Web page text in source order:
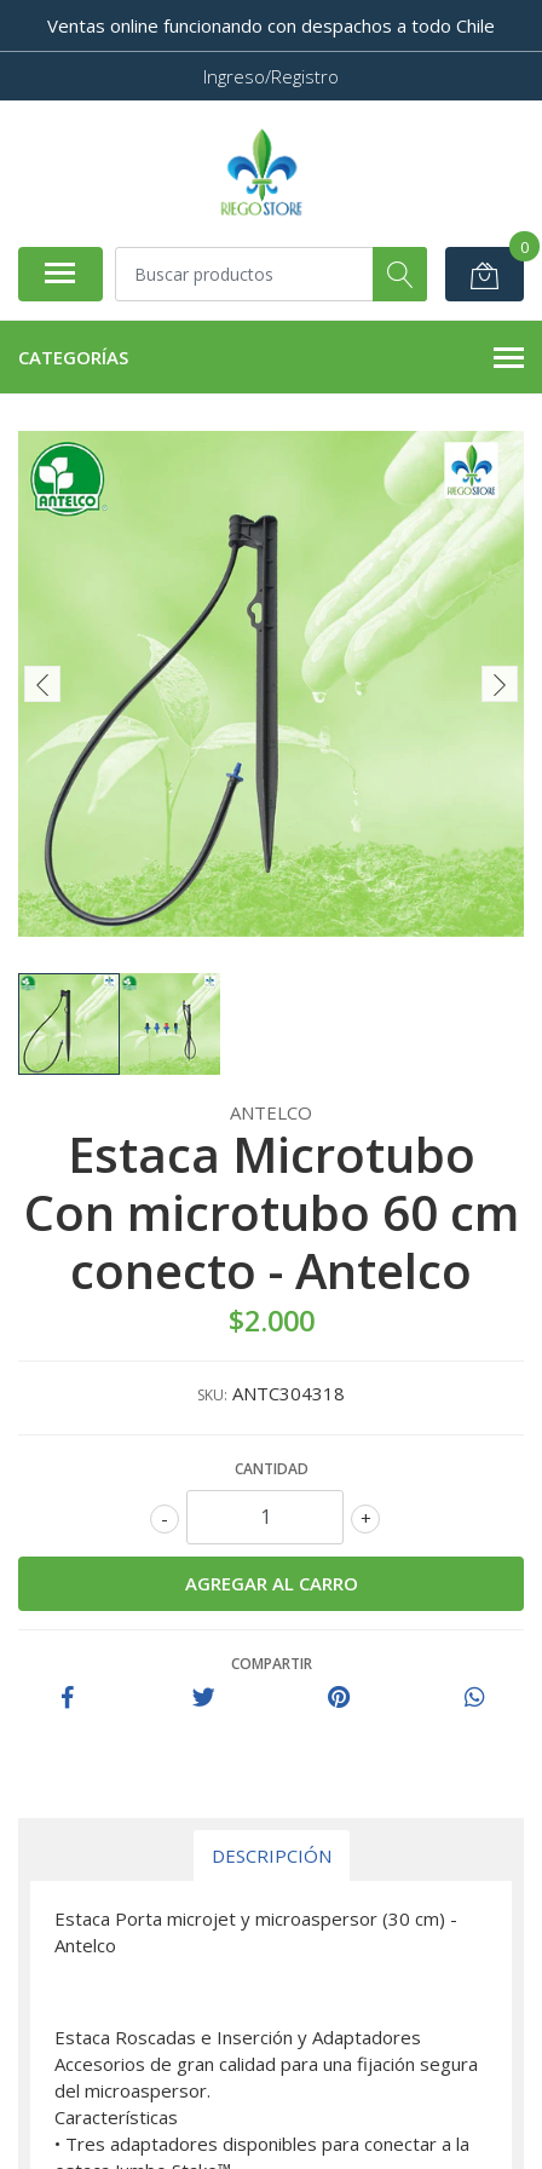
Ventas online funcionando con despachos a todo Chile
Ingreso/Registro
0
CATEGORÍAS
ANTELCO
Estaca Microtubo
Con microtubo 60 cm
conecto - Antelco
$2.000
SKU: ANTC304318
CANTIDAD
+
-
COMPARTIR
DESCRIPCIÓN
Estaca Porta microjet y microaspersor (30 cm) -
Antelco
Estaca Roscadas e Inserción y Adaptadores
Accesorios de gran calidad para una fijación segura
del microaspersor.
Características
• Tres adaptadores disponibles para conectar a la